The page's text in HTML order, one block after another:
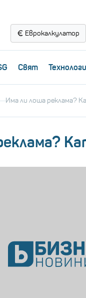
Еврокалкулатор
Свят
Има ли лоша реклама?